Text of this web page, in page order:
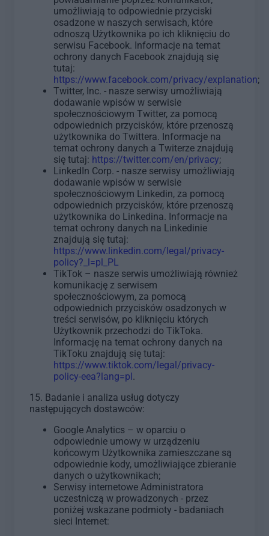
umożliwiają to odpowiednie przyciski
osadzone w naszych serwisach, które
odnoszą Użytkownika po ich kliknięciu do
serwisu Facebook. Informacje na temat
ochrony danych Facebook znajdują się
tutaj:
https://www.facebook.com/privacy/explanation;
Twitter, Inc. - nasze serwisy umożliwiają
dodawanie wpisów w serwisie
społecznościowym Twitter, za pomocą
odpowiednich przycisków, które przenoszą
użytkownika do Twittera. Informacje na
temat ochrony danych a Twiterze znajdują
się tutaj: https://twitter.com/en/privacy;
LinkedIn Corp. - nasze serwisy umożliwiają
dodawanie wpisów w serwisie
społecznościowym Linkedin, za pomocą
odpowiednich przycisków, które przenoszą
użytkownika do Linkedina. Informacje na
temat ochrony danych na Linkedinie
znajdują się tutaj:
https://www.linkedin.com/legal/privacy-
policy?_l=pl_PL
TikTok – nasze serwis umożliwiają również
komunikację z serwisem
społecznościowym, za pomocą
odpowiednich przycisków osadzonych w
treści serwisów, po kliknięciu których
Użytkownik przechodzi do TikToka.
Informację na temat ochrony danych na
TikToku znajdują się tutaj:
https://www.tiktok.com/legal/privacy-
policy-eea?lang=pl .
15. Badanie i analiza usług dotyczy
następujących dostawców:
Google Analytics – w oparciu o
odpowiednie umowy w urządzeniu
końcowym Użytkownika zamieszczane są
odpowiednie kody, umożliwiające zbieranie
danych o użytkownikach;
Serwisy internetowe Administratora
uczestniczą w prowadzonych - przez
poniżej wskazane podmioty - badaniach
sieci Internet: